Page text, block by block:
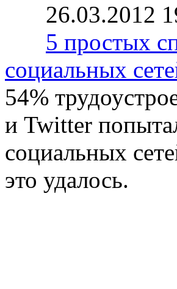
26.03.2012
5 простых
социальных
54%
и Twitter
социальных
это удалось.